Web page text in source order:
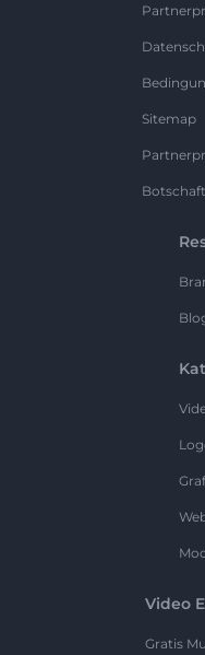
Sitemap
Video
Gratis